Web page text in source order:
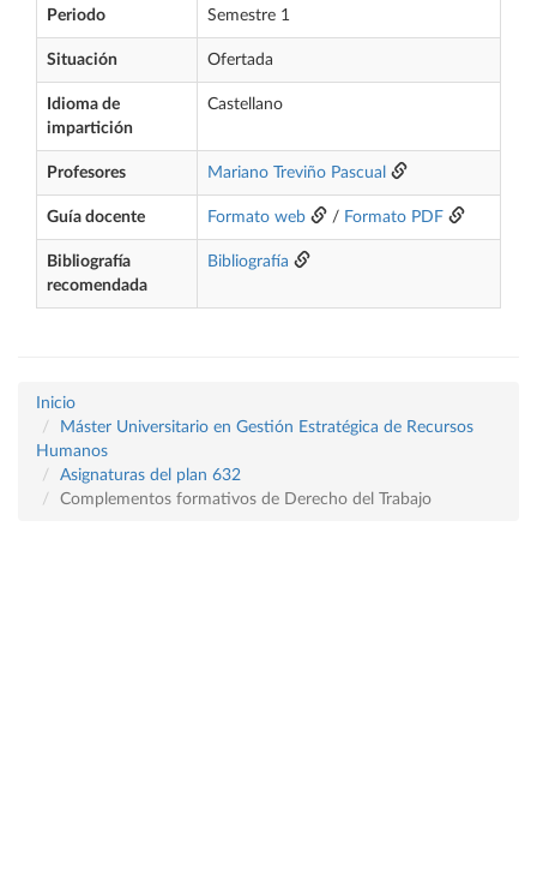
Periodo Semestre 1
Situación Ofertada
Idioma de
impartición
Castellano
Profesores Mariano Treviño Pascual
Guía docente Formato web / Formato PDF
Bibliografía
recomendada
Bibliografía
Inicio
Máster Universitario en Gestión Estratégica de Recursos
Humanos
Asignaturas del plan 632
Complementos formativos de Derecho del Trabajo